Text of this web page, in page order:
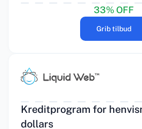
33% OFF
Grib tilbud
Kreditprogram for
dollars